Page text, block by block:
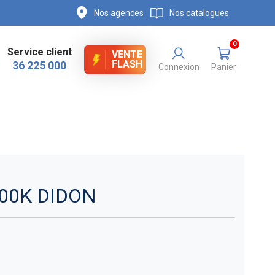
Nos agences Nos catalogues
Service client
36 225 000
VENTE
FLASH
Connexion Panier
0
DIDON